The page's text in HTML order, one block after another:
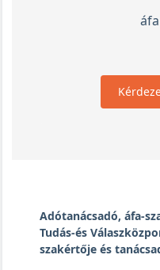
Adótanácsadó, áfa-
Tudás-és
szakértője és